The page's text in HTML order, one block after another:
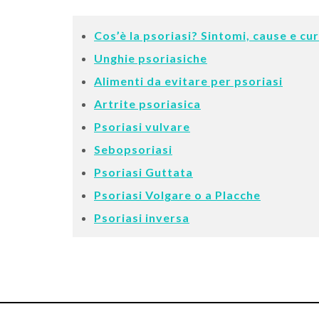
Cos’è la psoriasi? Sintomi, cause e
Unghie psoriasiche
Alimenti da evitare per psoriasi
Artrite psoriasica
Psoriasi vulvare
Sebopsoriasi
Psoriasi Guttata
Psoriasi Volgare o a Placche
Psoriasi inversa